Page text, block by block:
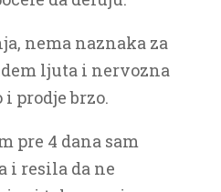
nema naznaka za
ljuta i nervozna
prodje brzo.
pre 4 dana sam
i resila da ne